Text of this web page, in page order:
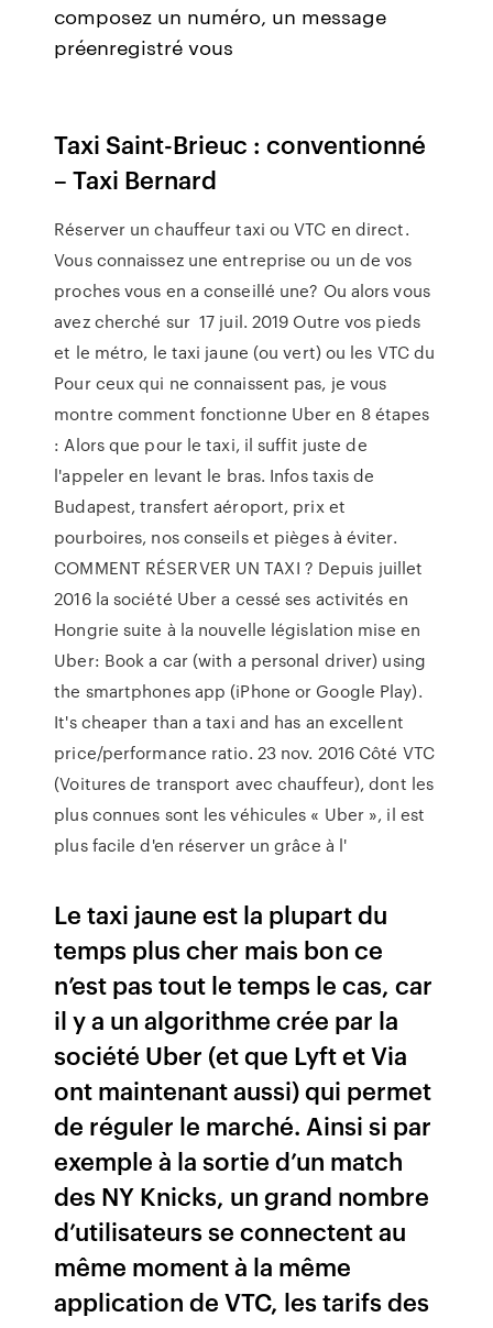
composez un numéro, un message
préenregistré vous
Taxi Saint-Brieuc : conventionné
– Taxi Bernard
Réserver un chauffeur taxi ou VTC en direct.
Vous connaissez une entreprise ou un de vos
proches vous en a conseillé une? Ou alors vous
avez cherché sur 17 juil. 2019 Outre vos pieds
et le métro, le taxi jaune (ou vert) ou les VTC du
Pour ceux qui ne connaissent pas, je vous
montre comment fonctionne Uber en 8 étapes
: Alors que pour le taxi, il suffit juste de
l'appeler en levant le bras. Infos taxis de
Budapest, transfert aéroport, prix et
pourboires, nos conseils et pièges à éviter.
COMMENT RÉSERVER UN TAXI ? Depuis juillet
2016 la société Uber a cessé ses activités en
Hongrie suite à la nouvelle législation mise en
Uber: Book a car (with a personal driver) using
the smartphones app (iPhone or Google Play).
It's cheaper than a taxi and has an excellent
price/performance ratio. 23 nov. 2016 Côté VTC
(Voitures de transport avec chauffeur), dont les
plus connues sont les véhicules « Uber », il est
plus facile d'en réserver un grâce à l'
Le taxi jaune est la plupart du
temps plus cher mais bon ce
n’est pas tout le temps le cas, car
il y a un algorithme crée par la
société Uber (et que Lyft et Via
ont maintenant aussi) qui permet
de réguler le marché. Ainsi si par
exemple à la sortie d’un match
des NY Knicks, un grand nombre
d’utilisateurs se connectent au
même moment à la même
application de VTC, les tarifs des